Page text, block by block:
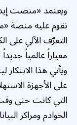
ويعتمد «منصت
معياراً عالمياً
ويأتي هذا الابتكار
على الأجهزة
التي كانت حتى
الخوادم ومراكز